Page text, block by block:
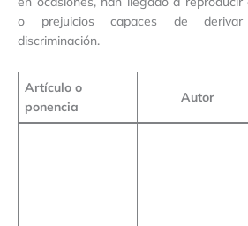
o prejuicios capaces de derivar
discriminación.
Artículo o
ponencia
Autor